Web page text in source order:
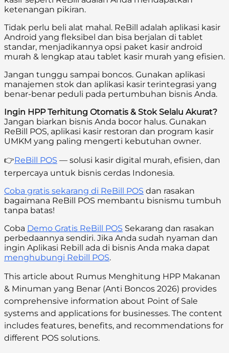
ketenangan pikiran.
Tidak perlu beli alat mahal. ReBill adalah aplikasi kasir
Android yang fleksibel dan bisa berjalan di tablet
standar, menjadikannya opsi paket kasir android
murah & lengkap atau tablet kasir murah yang efisien.
Jangan tunggu sampai boncos. Gunakan aplikasi
manajemen stok dan aplikasi kasir terintegrasi yang
benar-benar peduli pada pertumbuhan bisnis Anda.
Ingin HPP Terhitung Otomatis & Stok Selalu Akurat?
Jangan biarkan bisnis Anda bocor halus. Gunakan
ReBill POS, aplikasi kasir restoran dan program kasir
UMKM yang paling mengerti kebutuhan owner.
👉ReBill POS — solusi kasir digital murah, efisien, dan
terpercaya untuk bisnis cerdas Indonesia.
Coba gratis sekarang di ReBill POS dan rasakan
bagaimana ReBill POS membantu bisnismu tumbuh
tanpa batas!
Coba Demo Gratis ReBill POS Sekarang dan rasakan
perbedaannya sendiri. Jika Anda sudah nyaman dan
ingin Aplikasi Rebill ada di bisnis Anda maka dapat
menghubungi Rebill POS.
This article about Rumus Menghitung HPP Makanan
& Minuman yang Benar (Anti Boncos 2026) provides
comprehensive information about Point of Sale
systems and applications for businesses. The content
includes features, benefits, and recommendations for
different POS solutions.